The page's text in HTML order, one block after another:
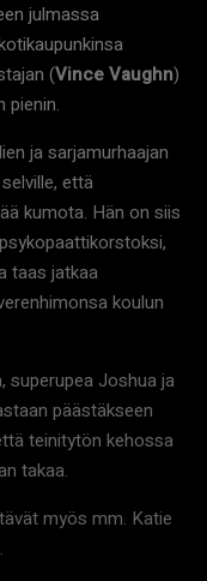
julmassa
(Vince Vaughn)
pienin.
ja sarjamurhaajan
että
kumota. Hän on siis
taas jatkaa
koulun
superupea Joshua ja
päästäkseen
teinitytön kehossa
takaa.
myös mm. Katie